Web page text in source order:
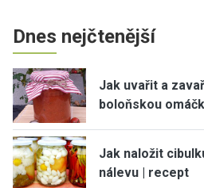
Dnes nejčtenější
Jak uvařit a
boloňskou
Jak naložit
nálevu | recept